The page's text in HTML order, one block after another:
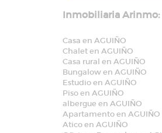
Inmobiliaria Arinmo:
Casa en AGUIÑO
Chalet en AGUIÑO
Casa rural en AGUIÑO
Bungalow en AGUIÑO
Estudio en AGUIÑO
Piso en AGUIÑO
albergue en AGUIÑO
Apartamento en AGUIÑO
Atico en AGUIÑO